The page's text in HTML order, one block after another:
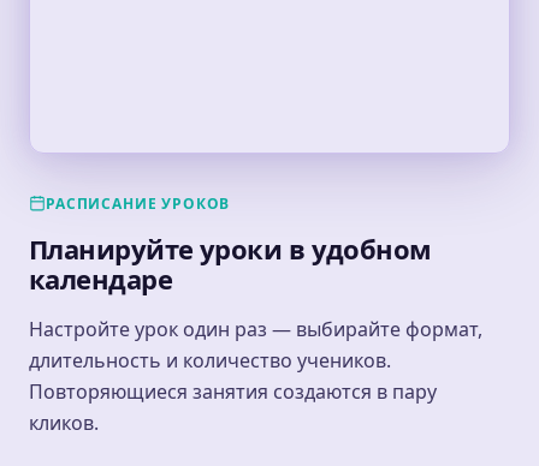
РАСПИСАНИЕ УРОКОВ
Планируйте уроки в удобном
календаре
Настройте урок один раз — выбирайте формат,
длительность и количество учеников.
Повторяющиеся занятия создаются в пару
кликов.